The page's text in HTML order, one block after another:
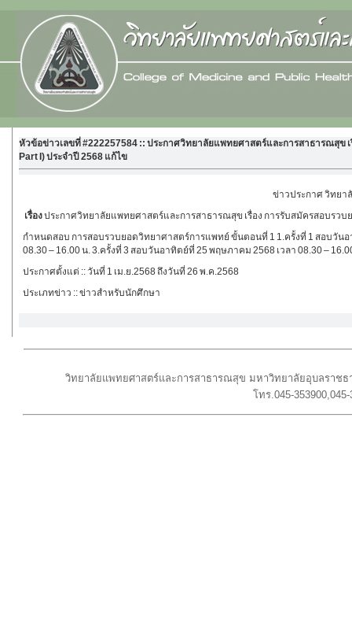
หัวข้อข่าวเลขที่ #222257584 :: ประกาศวิทยาลัยแพทยศาสตร์และการสาธารณสุ
Part I) ประจำปี 2568 แก้ไข
ข่าวประกาศ วิทย
เรื่องประกาศวิทยาลัยแพทยศาสตร์และการสาธารณสุข เรื่อง การรับสมัครสอบรว
กำหนดสอบ การสอบรวบยอดวิทยาศาสตร์การแพทย์ ขั้นตอนที่ 1 1.ครั้งที่ 1 สอบวันอ
08.30 – 16.00 น. 3.ครั้งที่ 3 สอบวันอาทิตย์ที่ 25 พฤษภาคม 2568 เวลา 08.30 –
ประกาศตั้งแต่ :: วันที่ 1 เม.ย.2568 ถึงวันที่ 26 พ.ค.2568
ประเภทข่าว :: ข่าวสำหรับนักศึกษา
วิทยาลัยแพทยศาสตร์และการสาธารณสุข มหาวิทยาลัยอุบลราชธ
โทร.045-